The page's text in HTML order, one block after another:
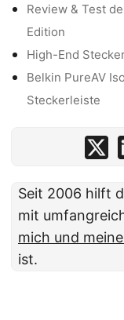
Review & Test
Edition
High-End
Belkin PureAV
Steckerleiste
Seit 2006 hilft
mit
mich und
ist.